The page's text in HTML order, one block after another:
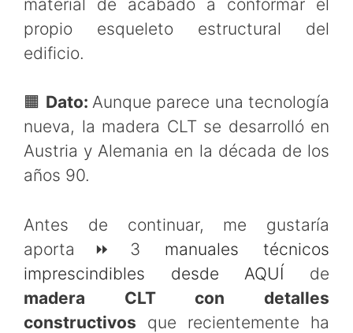
material de acabado a conformar el
propio esqueleto estructural del
edificio.
🟧 Dato:Aunque parece una tecnología
nueva, la madera CLT se desarrolló en
Austria y Alemania en la década de los
años 90.
Antes de continuar, me gustaría
aporta⏩3 manuales técnicos
imprescindibles desde AQUÍ de
madera CLT con detalles
constructivos que recientemente ha